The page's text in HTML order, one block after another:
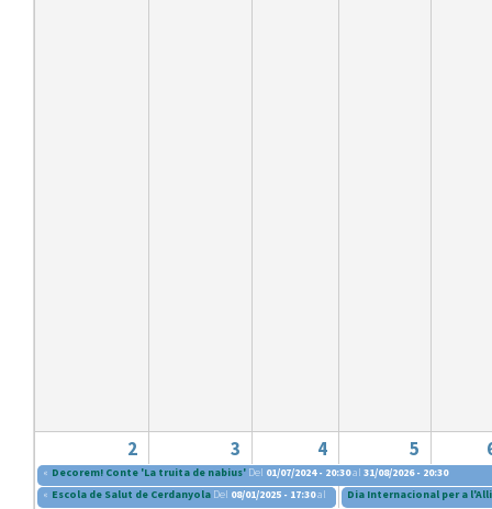
2 3 4 5
« Decorem! Conte 'La truita de nabius' Del 01/07/2024 - 20:30al 31/08/2026 - 20:30
« Escola de Salut de Cerdanyola Del 08/01/2025 - 17:30al 04/06/2025 - 19:00
Dia Internacional per a